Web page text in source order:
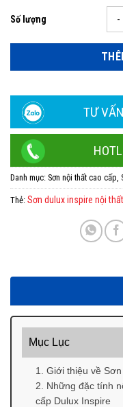
Sơn nội thất Dulux Inspire
TƯ
Danh mục: Sơn nội thất cao cấp
Thẻ: Sơn dulux inspire nội thất
Mục Lục
1. Giới thiệu về
2. Những đặc tính
cấp Dulux Inspire